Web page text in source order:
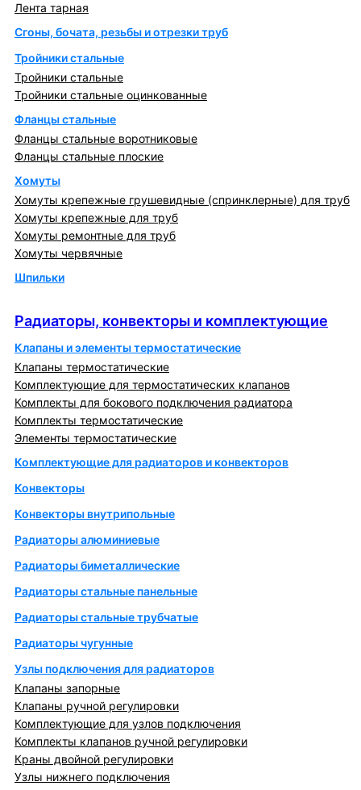
Лента тарная
Сгоны, бочата, резьбы и отрезки труб
Тройники стальные
Тройники стальные
Тройники стальные оцинкованные
Фланцы стальные
Фланцы стальные воротниковые
Фланцы стальные плоские
Хомуты
Хомуты крепежные грушевидные (спринклерные) для труб
Хомуты крепежные для труб
Хомуты ремонтные для труб
Хомуты червячные
Шпильки
Радиаторы, конвекторы и комплектующие
Клапаны и элементы термостатические
Клапаны термостатические
Комплектующие для термостатических клапанов
Комплекты для бокового подключения радиатора
Комплекты термостатические
Элементы термостатические
Комплектующие для радиаторов и конвекторов
Конвекторы
Конвекторы внутрипольные
Радиаторы алюминиевые
Радиаторы биметаллические
Радиаторы стальные панельные
Радиаторы стальные трубчатые
Радиаторы чугунные
Узлы подключения для радиаторов
Клапаны запорные
Клапаны ручной регулировки
Комплектующие для узлов подключения
Комплекты клапанов ручной регулировки
Краны двойной регулировки
Узлы нижнего подключения